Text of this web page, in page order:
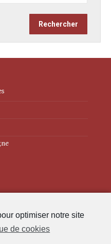
optimiser notre site
de cookies